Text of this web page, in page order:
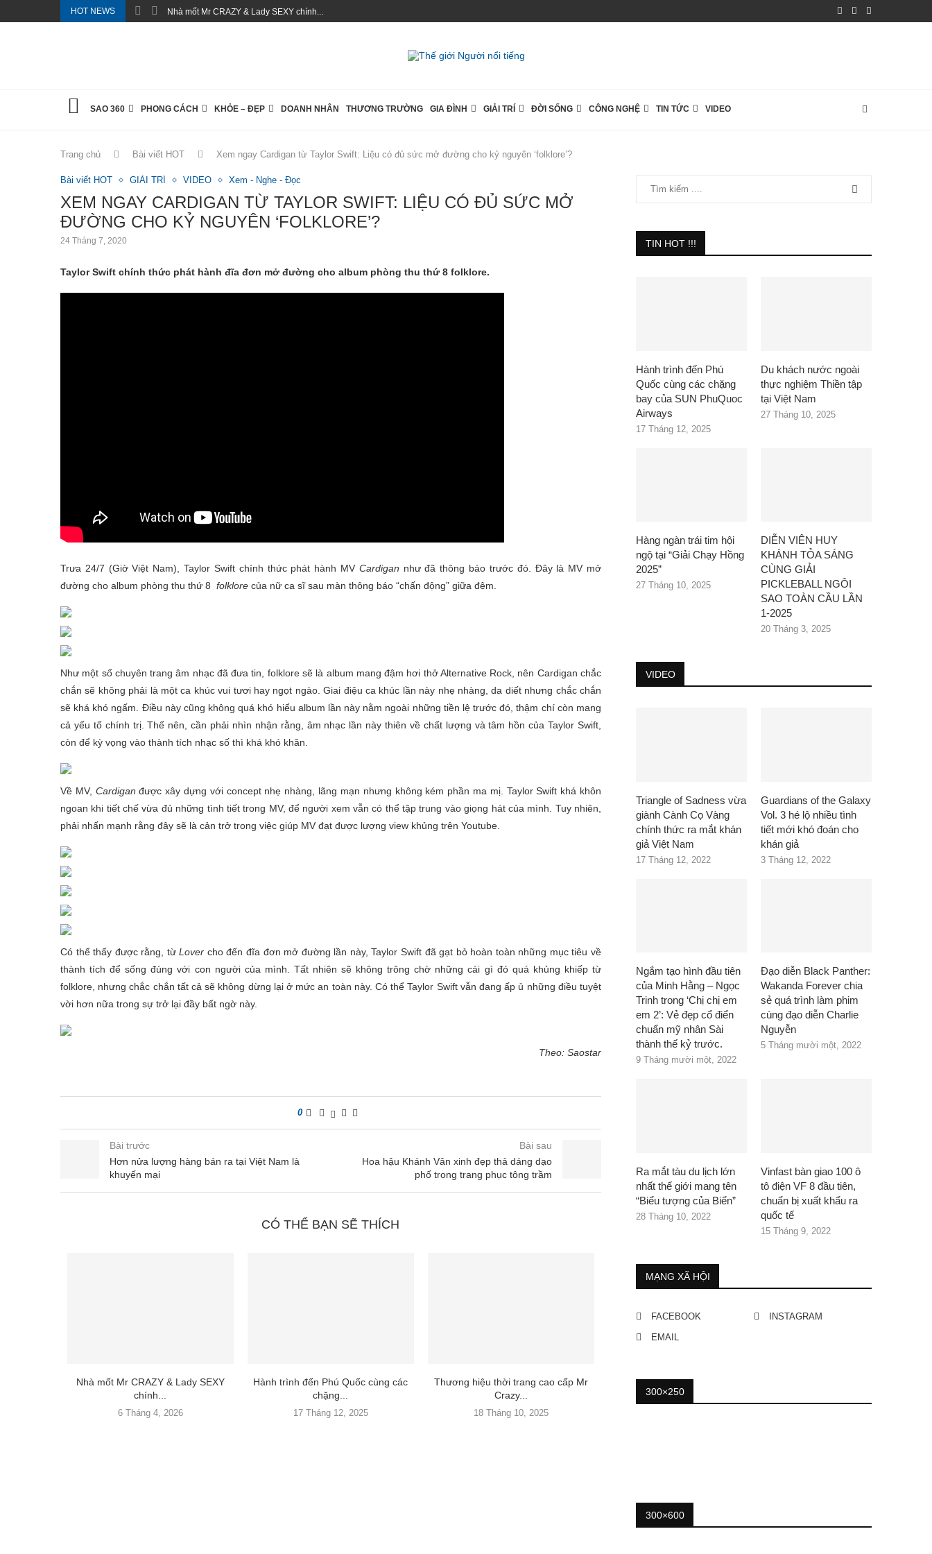
HOT NEWS Nhà mốt Mr CRAZY & Lady SEXY chính...
SAO 360 PHONG CÁCH KHỎE – ĐẸP DOANH NHÂN THƯƠNG TRƯỜNG GIA ĐÌNH GIẢI TRÍ ĐỜI SỐNG CÔNG NGHỆ TIN TỨC VIDEO
Trang chủ Bài viết HOT Xem ngay Cardigan từ Taylor Swift: Liệu có đủ sức mở đường cho kỷ nguyên ‘folklore’?
Bài viết HOT GIẢI TRÍ VIDEO Xem - Nghe - Đọc
XEM NGAY CARDIGAN TỪ TAYLOR SWIFT: LIỆU CÓ ĐỦ SỨC MỞ
ĐƯỜNG CHO KỶ NGUYÊN ‘FOLKLORE’?
24 Tháng 7, 2020
Taylor Swift chính thức phát hành đĩa đơn mở đường cho album phòng thu thứ 8 folklore.
Trưa 24/7 (Giờ Việt Nam), Taylor Swift chính thức phát hành MV Cardigan như đã thông báo trước đó. Đây là MV mở
đường cho album phòng thu thứ 8 folklore của nữ ca sĩ sau màn thông báo “chấn động” giữa đêm.
Như một số chuyên trang âm nhạc đã đưa tin, folklore sẽ là album mang đậm hơi thở Alternative Rock, nên Cardigan chắc
chắn sẽ không phải là một ca khúc vui tươi hay ngọt ngào. Giai điệu ca khúc lần này nhẹ nhàng, da diết nhưng chắc chắn
sẽ khá khó ngấm. Điều này cũng không quá khó hiểu album lần này nằm ngoài những tiền lệ trước đó, thậm chí còn mang
cả yếu tố chính trị. Thế nên, cần phải nhìn nhận rằng, âm nhạc lần này thiên về chất lượng và tâm hồn của Taylor Swift,
còn để kỳ vọng vào thành tích nhạc số thì khá khó khăn.
Về MV, Cardigan được xây dựng với concept nhẹ nhàng, lãng mạn nhưng không kém phần ma mị. Taylor Swift khá khôn
ngoan khi tiết chế vừa đủ những tình tiết trong MV, để người xem vẫn có thể tập trung vào giọng hát của mình. Tuy nhiên,
phải nhấn mạnh rằng đây sẽ là cản trở trong việc giúp MV đạt được lượng view khủng trên Youtube.
Có thể thấy được rằng, từLover cho đến đĩa đơn mở đường lần này, Taylor Swift đã gạt bỏ hoàn toàn những mục tiêu về
thành tích để sống đúng với con người của mình. Tất nhiên sẽ không trông chờ những cái gì đó quá khủng khiếp từ
folklore, nhưng chắc chắn tất cả sẽ không dừng lại ở mức an toàn này. Có thể Taylor Swift vẫn đang ấp ủ những điều tuyệt
vời hơn nữa trong sự trở lại đầy bất ngờ này.
Theo: Saostar
0
Bài trước
Hơn nửa lượng hàng bán ra tại Việt Nam là
khuyến mại
Bài sau
Hoa hậu Khánh Vân xinh đẹp thả dáng dạo
phố trong trang phục tông trầm
CÓ THỂ BẠN SẼ THÍCH
Nhà mốt Mr CRAZY & Lady SEXY
chính...
6 Tháng 4, 2026
Hành trình đến Phú Quốc cùng các
chặng...
17 Tháng 12, 2025
Thương hiệu thời trang cao cấp Mr
Crazy...
18 Tháng 10, 2025
TIN HOT !!!
Hành trình đến Phú
Quốc cùng các chặng
bay của SUN PhuQuoc
Airways
17 Tháng 12, 2025
Du khách nước ngoài
thực nghiệm Thiền tập
tại Việt Nam
27 Tháng 10, 2025
Hàng ngàn trái tim hội
ngộ tại “Giải Chạy Hồng
2025”
27 Tháng 10, 2025
DIỄN VIÊN HUY
KHÁNH TỎA SÁNG
CÙNG GIẢI
PICKLEBALL NGÔI
SAO TOÀN CẦU LẦN
1-2025
20 Tháng 3, 2025
VIDEO
Triangle of Sadness vừa
giành Cành Cọ Vàng
chính thức ra mắt khán
giả Việt Nam
17 Tháng 12, 2022
Guardians of the Galaxy
Vol. 3 hé lộ nhiều tình
tiết mới khó đoán cho
khán giả
3 Tháng 12, 2022
Ngắm tạo hình đầu tiên
của Minh Hằng – Ngọc
Trinh trong ‘Chị chị em
em 2’: Vẻ đẹp cổ điển
chuẩn mỹ nhân Sài
thành thế kỷ trước.
9 Tháng mười một, 2022
Đạo diễn Black Panther:
Wakanda Forever chia
sẻ quá trình làm phim
cùng đạo diễn Charlie
Nguyễn
5 Tháng mười một, 2022
Ra mắt tàu du lịch lớn
nhất thế giới mang tên
“Biểu tượng của Biển”
28 Tháng 10, 2022
Vinfast bàn giao 100 ô
tô điện VF 8 đầu tiên,
chuẩn bị xuất khẩu ra
quốc tế
15 Tháng 9, 2022
MẠNG XÃ HỘI
FACEBOOK
INSTAGRAM
EMAIL
300×250
300×600